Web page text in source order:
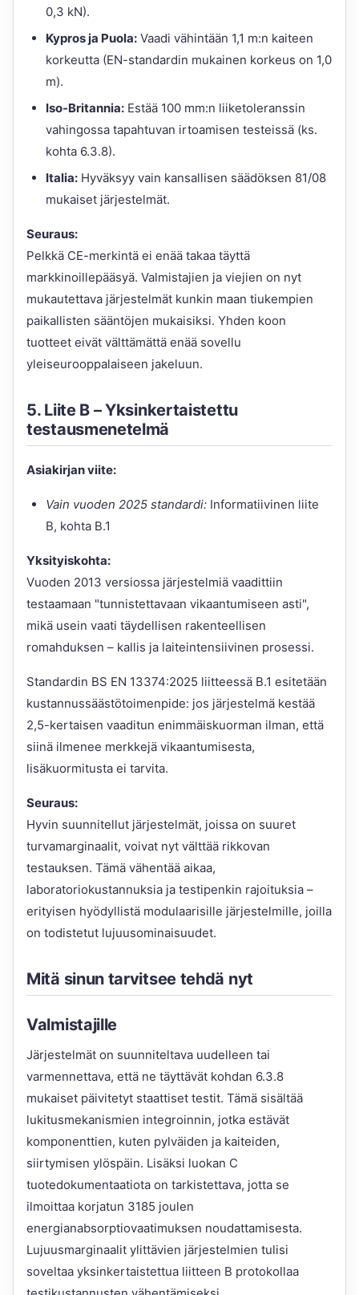
0,3 kN).
Kypros ja Puola: Vaadi vähintään 1,1 m:n kaiteen
korkeutta (EN-standardin mukainen korkeus on 1,0
m).
Iso-Britannia: Estää 100 mm:n liiketoleranssin
vahingossa tapahtuvan irtoamisen testeissä (ks.
kohta 6.3.8).
Italia: Hyväksyy vain kansallisen säädöksen 81/08
mukaiset järjestelmät.
Seuraus:
Pelkkä CE-merkintä ei enää takaa täyttä
markkinoillepääsyä. Valmistajien ja viejien on nyt
mukautettava järjestelmät kunkin maan tiukempien
paikallisten sääntöjen mukaisiksi. Yhden koon
tuotteet eivät välttämättä enää sovellu
yleiseurooppalaiseen jakeluun.
5. Liite B – Yksinkertaistettu
testausmenetelmä
Asiakirjan viite:
Vain vuoden 2025 standardi: Informatiivinen liite
B, kohta B.1
Yksityiskohta:
Vuoden 2013 versiossa järjestelmiä vaadittiin
testaamaan "tunnistettavaan vikaantumiseen asti",
mikä usein vaati täydellisen rakenteellisen
romahduksen – kallis ja laiteintensiivinen prosessi.
Standardin BS EN 13374:2025 liitteessä B.1 esitetään
kustannussäästötoimenpide: jos järjestelmä kestää
2,5-kertaisen vaaditun enimmäiskuorman ilman, että
siinä ilmenee merkkejä vikaantumisesta,
lisäkuormitusta ei tarvita.
Seuraus:
Hyvin suunnitellut järjestelmät, joissa on suuret
turvamarginaalit, voivat nyt välttää rikkovan
testauksen. Tämä vähentää aikaa,
laboratoriokustannuksia ja testipenkin rajoituksia –
erityisen hyödyllistä modulaarisille järjestelmille, joilla
on todistetut lujuusominaisuudet.
Mitä sinun tarvitsee tehdä nyt
Valmistajille
Järjestelmät on suunniteltava uudelleen tai
varmennettava, että ne täyttävät kohdan 6.3.8
mukaiset päivitetyt staattiset testit. Tämä sisältää
lukitusmekanismien integroinnin, jotka estävät
komponenttien, kuten pylväiden ja kaiteiden,
siirtymisen ylöspäin. Lisäksi luokan C
tuotedokumentaatiota on tarkistettava, jotta se
ilmoittaa korjatun 3185 joulen
energianabsorptiovaatimuksen noudattamisesta.
Lujuusmarginaalit ylittävien järjestelmien tulisi
soveltaa yksinkertaistettua liitteen B protokollaa